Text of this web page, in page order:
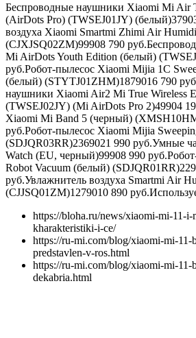
Беспроводные наушники Xiaomi Mi Air
(AirDots Pro) (TWSEJ01JY) (белый)3790
воздуха Xiaomi Smartmi Zhimi Air
(CJXJSQ02ZM)99908 790 руб.
Mi AirDots Youth Edition (белый)
руб.Робот-пылесос Xiaomi Mijia 1C
(белый) (STYTJ01ZHM)1879016 790
наушники Xiaomi Air2 Mi True Wireless
(TWSEJ02JY) (Mi AirDots Pro 2)49904
Xiaomi Mi Band 5 (черный)
руб.Робот-пылесос Xiaomi Mijia
(SDJQR03RR)2369021 990 руб.Умные
Watch (EU, черный)99908 990 руб.
Robot Vacuum (белый) (SDJQR01RR)
руб.Увлажнитель воздуха Smartmi Air
(CJJSQ01ZM)1279010 890 руб.
https://bloha.ru/news/xiaomi-mi-11-
kharakteristiki-i-ce/
https://ru-mi.com/blog/xiaomi-mi-11-
predstavlen-v-ros.html
https://ru-mi.com/blog/xiaomi-mi-11-
dekabria.html